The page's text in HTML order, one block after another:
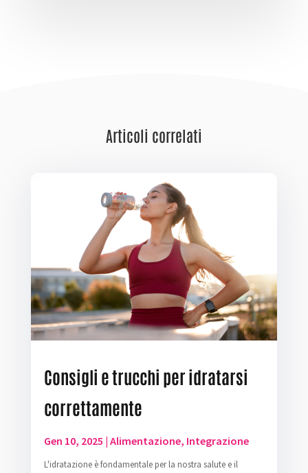
Articoli correlati
Consigli e trucchi per idratarsi
correttamente
Gen 10, 2025 | Alimentazione, Integrazione
L'idratazione è fondamentale per la nostra salute e il